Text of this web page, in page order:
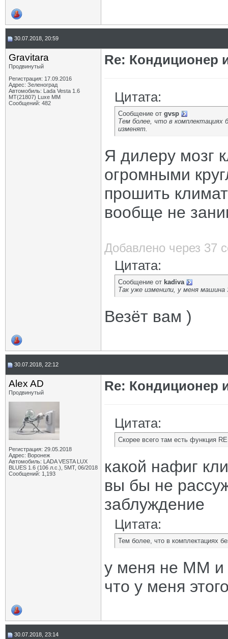
30.07.2018, 20:59
Gravitara
Продвинутый
Регистрация: 17.09.2016
Адрес: Зеленоград
Автомобиль: Lada Vesta 1.6
MT(21807) Luxe MM
Сообщений: 482
Re: Кондиционер
Цитата:
Сообщение от gvsp
Тем более, что в
изменят.
Я дилеру мозг
огромными
прошить
вообще не
Добавлено через 37
Цитата:
Сообщение от kadiva
Так уже изменили, у меня
Везёт вам )
30.07.2018, 22:12
Alex AD
Продвинутый
Регистрация: 29.05.2018
Адрес: Воронеж
Автомобиль: LADA VESTA LUX
BLUES 1.6 (106 л.с.), 5МТ, 06/2018
Сообщений: 1,193
Re: Кондиционер
Цитата:
Скорее всего там есть функция
какой нафиг
вы бы не
заблуждение
Цитата:
Тем более, что в комплектациях
у меня не ММ и
что у меня
30.07.2018, 23:14